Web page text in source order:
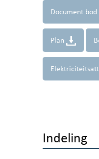
Document bod
Plan
Indeling